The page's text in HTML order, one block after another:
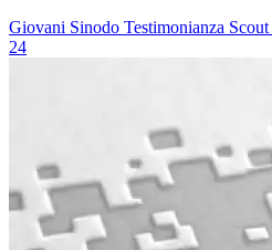
Giovani Sinodo Testimonianza Scout
24